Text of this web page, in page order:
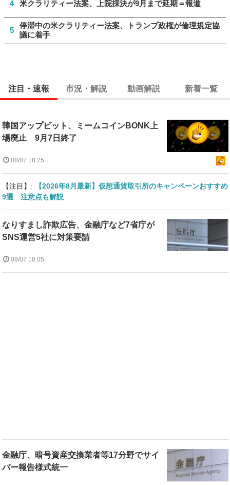
4 米クラリティー法案、上院採決が9月まで延期＝報道
5
停滞中の米クラリティー法案、トランプ政権が倫理規定協
議に着手
注目・速報 市況・解説 動画解説 新着一覧
韓国アップビット、ミームコインBONK上
場廃止 9月7日終了
08/07 18:25
【注目】:
【2026年8月最新】仮想通貨取引所のキャンペーンおすすめ
9選 注意点も解説
なりすまし詐欺広告、金融庁など7省庁が
SNS運営5社に対策要請
08/07 18:05
金融庁、暗号資産交換業者等17分野でサイ
バー報告様式統一